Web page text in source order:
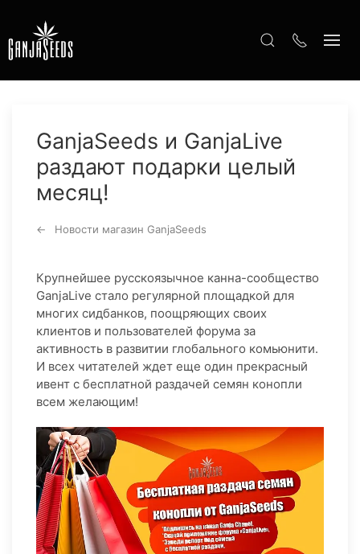
GanjaSeeds и GanjaLive
раздают подарки целый
месяц!
Новости магазин GanjaSeeds
Крупнейшее русскоязычное канна-сообщество
GanjaLive стало регулярной площадкой для
многих сидбанков, поощряющих своих
клиентов и пользователей форума за
активность в развитии глобального комьюнити.
И всех читателей ждет еще один прекрасный
ивент с бесплатной раздачей семян конопли
всем желающим!